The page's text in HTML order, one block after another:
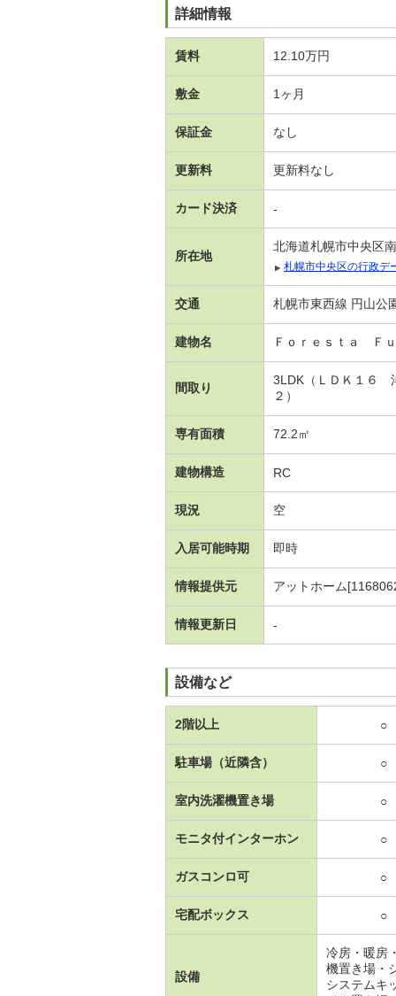
詳細情報
賃料 12.10万円
敷金 1ヶ月
保証金 なし
更新料 更新料なし
カード決済 -
所在地
北海道札幌市中央区
札幌市中央区の行政デ
交通 札幌市東西線 円山公
建物名 Ｆｏｒｅｓｔａ Ｆ
間取り
3LDK（ＬＤＫ１６
２）
専有面積 72.2㎡
建物構造 RC
現況 空
入居可能時期 即時
情報提供元 アットホーム
情報更新日 -
設備など
2階以上 ○
駐車場（近隣含） ○
室内洗濯機置き場 ○
モニタ付インターホン ○
ガスコンロ可 ○
宅配ボックス ○
設備
冷房・暖房
機置き場・
システムキ